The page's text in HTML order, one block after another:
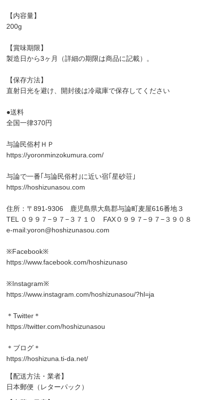
【内容量】
200g
【賞味期限】
製造日から3ヶ月（詳細の期限は商品に記載）。
【保存方法】
直射日光を避け、開封後は冷蔵庫で保存してください
●送料
全国一律370円
与論民俗村ＨＰ
https://yoronminzokumura.com/
与論で一番｢与論民俗村｣に近い宿｢星砂荘｣
https://hoshizunasou.com
住所：〒891-9306 鹿児島県大島郡与論町麦屋616番地３
TEL ０９９７−９７−３７１０ FAX０９９７−９７−３９０８
e-mail:yoron@hoshizunasou.com
※Facebook※
https://www.facebook.com/hoshizunaso
※Instagram※
https://www.instagram.com/hoshizunasou/?hl=ja
＊Twitter＊
https://twitter.com/hoshizunasou
＊ブログ＊
https://hoshizuna.ti-da.net/
【配送方法・業者】
日本郵便（レターパック）